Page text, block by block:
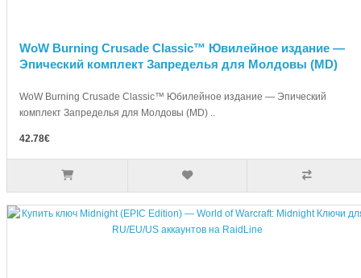
WoW Burning Crusade Classic™ Ювилейное издание —
Эпический комплект Запределья для Молдовы (MD)
WoW Burning Crusade Classic™ Юбилейное издание — Эпический
комплект Запределья для Молдовы (MD) ..
42.78€